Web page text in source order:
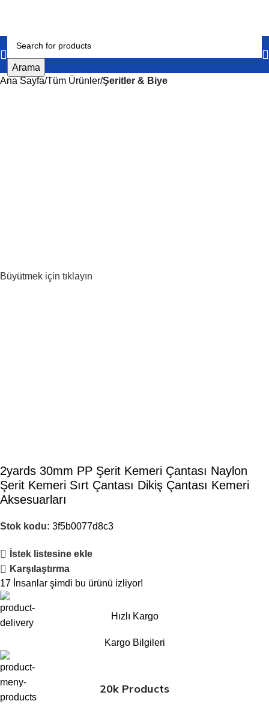
Arama
Ana Sayfa Tüm Ürünler Şeritler & Biye
Büyütmek için tıklayın
2yards 30mm PP Şerit Kemeri Çantası Naylon
Şerit Kemeri Sırt Çantası Dikiş Çantası Kemeri
Aksesuarları
Stok kodu: 3f5b0077d8c3
İstek listesine ekle
Karşılaştırma
17 İnsanlar şimdi bu ürünü izliyor!
Hızlı Kargo
Kargo Bilgileri
20k Products